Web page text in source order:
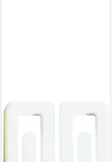
Büroklammer Büroklammern